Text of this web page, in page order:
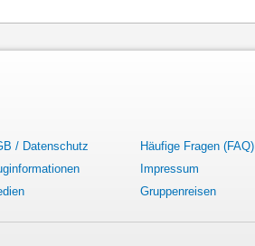
/ Datenschutz Häufige Fragen (FAQ)
Impressum
Gruppenreisen